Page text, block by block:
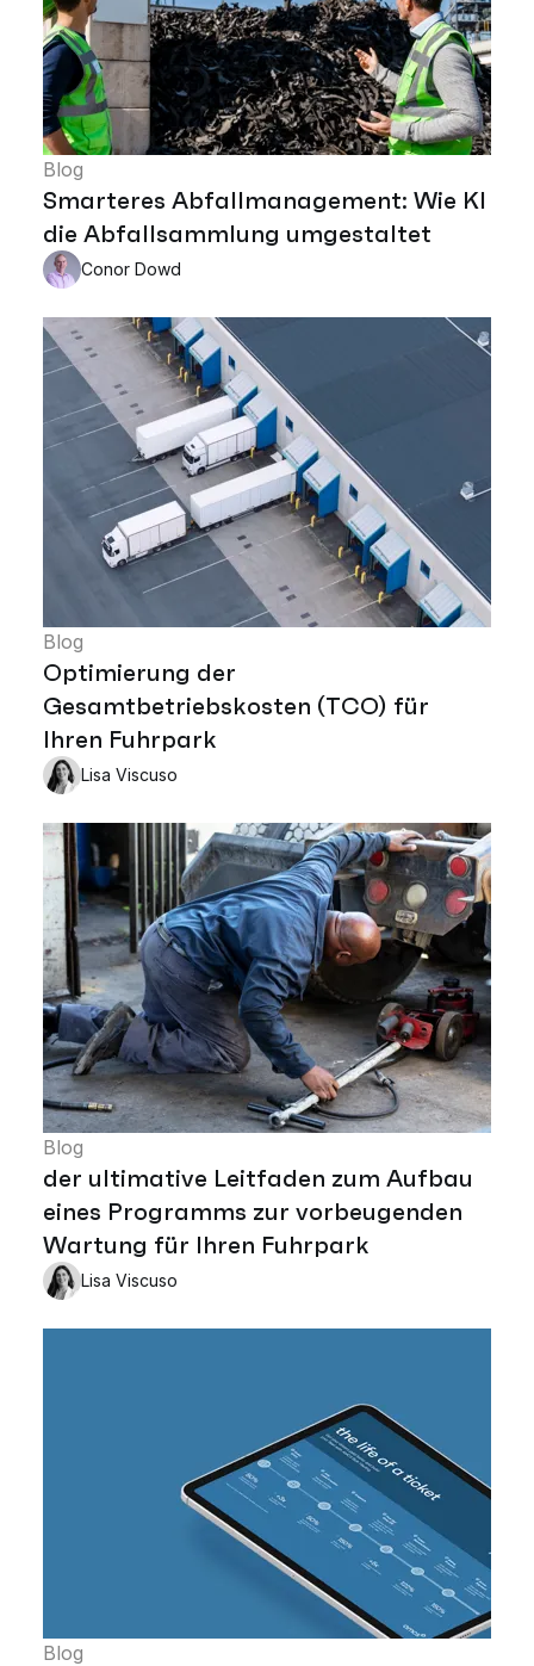
Blog
Smarteres Abfallmanagement: Wie KI
die Abfallsammlung umgestaltet
Conor Dowd
Blog
Optimierung der
Gesamtbetriebskosten (TCO) für
Ihren Fuhrpark
Lisa Viscuso
Blog
der ultimative Leitfaden zum Aufbau
eines Programms zur vorbeugenden
Wartung für Ihren Fuhrpark
Lisa Viscuso
Blog